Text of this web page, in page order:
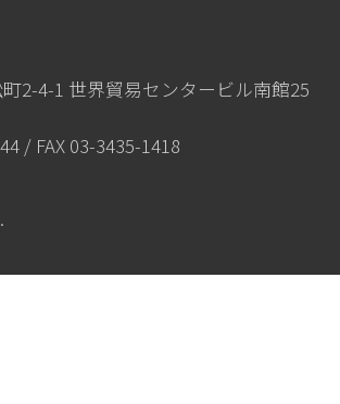
2-4-1 世界貿易センタービル南館25
/ FAX 03-3435-1418